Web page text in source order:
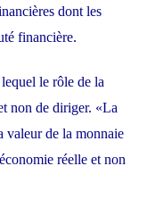
dont les
financière.
le rôle de la
non de diriger. «La
valeur de la monnaie
réelle et non